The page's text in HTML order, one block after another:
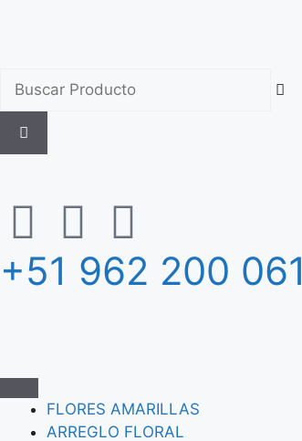
+51 962 200 061
FLORES AMARILLAS
ARREGLO FLORAL